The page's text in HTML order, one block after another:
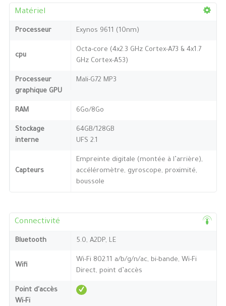
Matériel
Processeur Exynos 9611 (10nm)
cpu
Octa-core (4x2.3 GHz Cortex-A73 & 4x1.7
GHz Cortex-A53)
Processeur
graphique GPU
Mali-G72 MP3
RAM 6Go/8Go
Stockage
interne
64GB/128GB
UFS 2.1
Capteurs
Empreinte digitale (montée à l’arrière),
accéléromètre, gyroscope, proximité,
boussole
Connectivité
Bluetooth 5.0, A2DP, LE
Wifi
Wi-Fi 802.11 a/b/g/n/ac, bi-bande, Wi-Fi
Direct, point d’accès
Point d'accès
Wi-Fi